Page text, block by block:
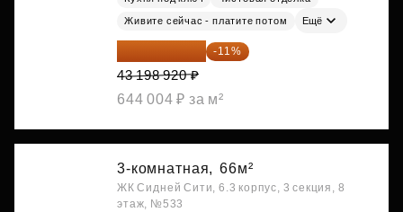
Живите сейчас - платите потом Ещё
38 447 039 ₽ -11%
43 198 920 ₽
644 004 ₽ за м²
3-комнатная, 66м²
ЖК Сидней Сити, 6.3 корпус, 3 секция, 8
этаж, №533